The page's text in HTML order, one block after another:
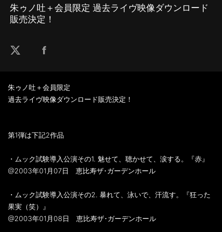
朱ゥノ吐＋会員限定 過去ライヴ映像ダウンロード
販売決定！
朱ゥノ吐＋会員限定
過去ライヴ映像ダウンロード販売決定！
第1弾は下記2作品
・ムック試験導入公演その1. 魅せて、聴かせて、涙する。『赤』
@2003年01月07日 恵比寿ザ･ガーデンホール
・ムック試験導入公演その2. 暴れて、泳いで、汗流す。『狂った
果実（笑）』
@2003年01月08日 恵比寿ザ･ガーデンホール